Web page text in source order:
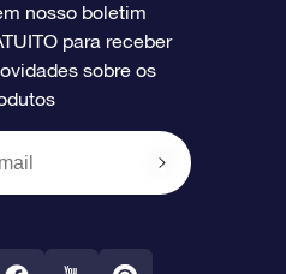
da OSR
to the stars
nosso boletim
para receber
sobre os